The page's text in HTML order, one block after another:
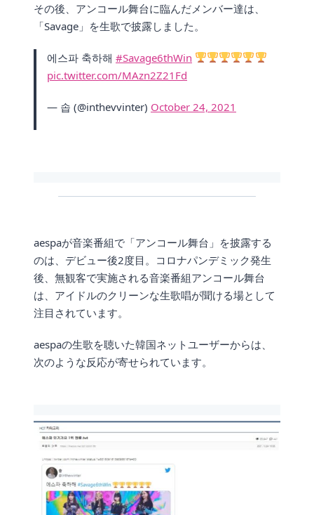
その後、アンコール舞台に臨んだメンバー達は、
「Savage」を生歌で披露しました。
에스파 축하해 #Savage6thWin
pic.twitter.com/MAzn2Z21Fd
— 솝 (@inthevvinter) October 24, 2021
aespaが音楽番組で「アンコール舞台」を披露する
のは、デビュー後2度目。コロナパンデミック発生
後、無観客で実施される音楽番組アンコール舞台
は、アイドルのクリーンな生歌唱が聞ける場として
注目されています。
aespaの生歌を聴いた韓国ネットユーザーからは、
次のような反応が寄せられています。